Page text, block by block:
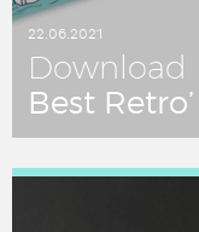
22.06.2021
Down­load
Best
LEES DIT ARTIKEL